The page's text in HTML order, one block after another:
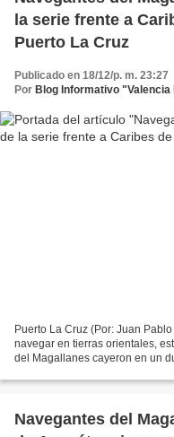
la serie frente a
Puerto La Cruz
Publicado en 18/12/p. m. 23:27
Por Blog Informativo "Valencia
Puerto La Cruz (Por: Juan
navegar en tierras orientales,
del Magallanes cayeron en un
Navegantes del